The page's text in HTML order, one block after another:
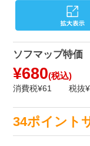
ソフマップ特価
¥680(税込)
消費税¥61 税抜
34ポイント